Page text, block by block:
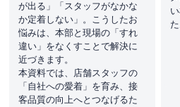
が出る」「スタッフがなかな
か定着しない」。こうしたお
悩みは、本部と現場の「すれ
違い」をなくすことで解決に
近づきます。
本資料では、店舗スタッフの
「自社への愛着」を育み、接
客品質の向上へとつなげるた
た